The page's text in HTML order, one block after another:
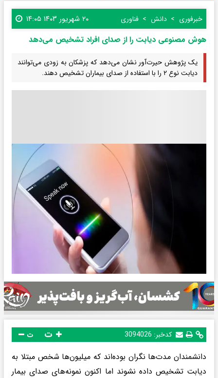
خبرفوری دانش فناوری ۲۰ شهریور ۱۴۰۳ ۱۴:۰۵
هوش مصنوعی دیابت را از صدای افراد تشخیص می‌دهد
یک پژوهش حیرت‌آور نشان می‌دهد که پزشکان به زودی می‌توانند
دیابت نوع ۲ را با استفاده از صدای بیماران تشخیص دهند.
کدخبر: 3094026 ت
دانشمندان مدت‌ها نگران بوده‌اند که میلیون‌ها شخص مبتلا به
دیابت تشخیص داده نشوند اما اکنون نمونه‌های صدای بیمار